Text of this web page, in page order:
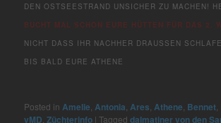
EN OSTSEESTRAND UNSICHER ZU MACHEN!
BUCHT MAL SCHON EURE HÜTTEN FÜR DAS 2.
NICHT DASS IHR NACHHER DRAUSSEN
BIS BALD EURE ATHENE
Posted in Amelie Antonia Ares Athene Bennet
vMD ,Züchterinfo |Tagged dalmatiner von den